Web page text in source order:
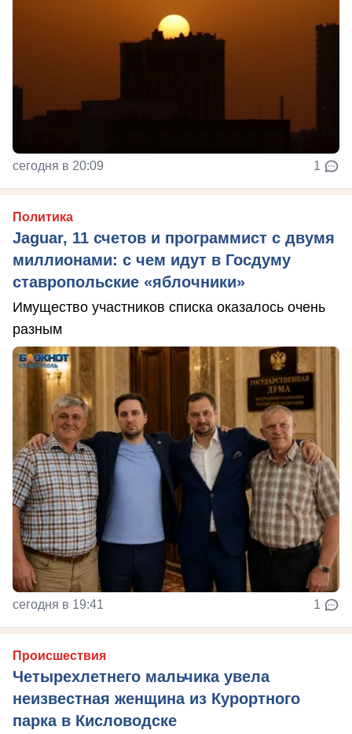
сегодня в 20:09 1
Политика
Jaguar, 11 счетов и программист с двумя
миллионами: с чем идут в Госдуму
ставропольские «яблочники»
Имущество участников списка оказалось очень
разным
сегодня в 19:41 1
Происшествия
Четырехлетнего мальчика увела
неизвестная женщина из Курортного
парка в Кисловодске